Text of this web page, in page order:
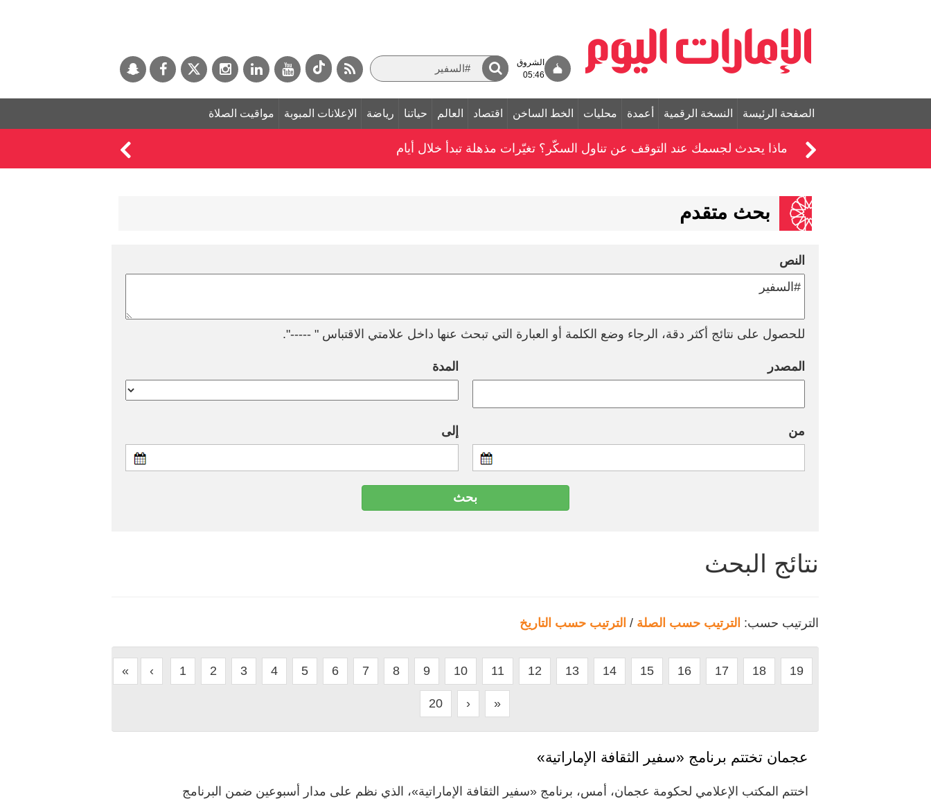
الشروق
05:46
الصفحة الرئيسة النسخة الرقمية أعمدة محليات الخط الساخن اقتصاد العالم حياتنا رياضة الإعلانات المبوبة مواقيت الصلاة
ماذا يحدث لجسمك عند التوقف عن تناول السكّر؟ تغيّرات مذهلة تبدأ خلال أيام
بحث متقدم
النص
للحصول على نتائج أكثر دقة، الرجاء وضع الكلمة أو العبارة التي تبحث عنها داخل علامتي الاقتباس " -----".
المصدر المدة
من إلى
نتائج البحث
الترتيب حسب: الترتيب حسب الصلة / الترتيب حسب التاريخ
« ‹ 1 2 3 4 5 6 7 8 9 10 11 12 13 14 15 16 17 18 19
20 › »
عجمان تختتم برنامج «سفير الثقافة الإماراتية»
اختتم المكتب الإعلامي لحكومة عجمان، أمس، برنامج «سفير الثقافة الإماراتية»، الذي نظم على مدار أسبوعين ضمن البرنامج